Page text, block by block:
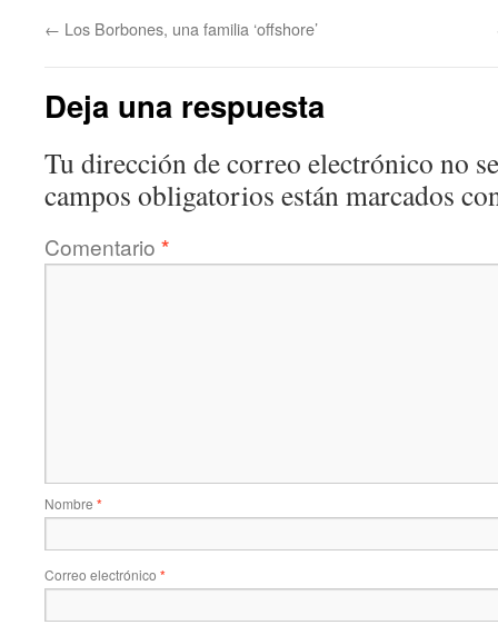
← Los Borbones, una familia ‘offshore’
Deja una respuesta
Tu dirección de correo electrónico no
campos obligatorios están marcados
Comentario *
Nombre *
Correo electrónico *